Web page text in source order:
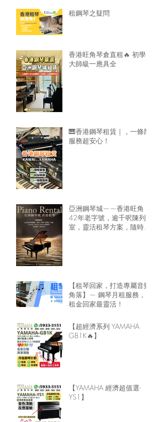
租鋼琴之疑問
香港旺角琴倉直租🔥 初學
大師級一應具全
🎹香港鋼琴租賃｜，一條龍
服務超安心！
亞洲鋼琴城——香港旺角
42年老字號，逾千呎陳列
室，靈活租琴方案，隨時可
【租琴回家，打造專屬音樂
角落】— 鋼琴月租服務，
租金回家最靈活！
【超經濟系列 YAMAHA
GB1K🔥】
【YAMAHA 經濟超值選-
YS1】